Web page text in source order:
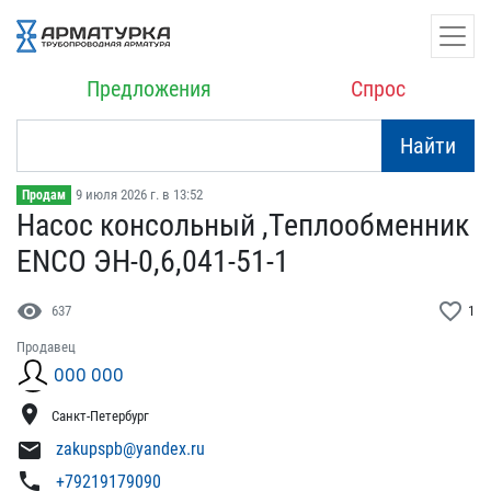
Предложения Спрос
Найти
Продам 9 июля 2026 г. в 13:52
Насос консольный ,Теплоо​бменник
ENCO ЭН-0,6,041-​51-1
visibility 637 favorite_border 1
Продавец
ООО ООО
location_on Санкт-Петербург
mail zakupspb@yandex.ru
phone +79219179090